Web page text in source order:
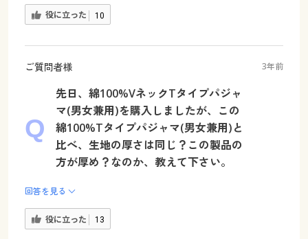
役に立った 10
ご質問者様 3年前
先日、綿100%VネックTタイプパジャ
マ(男女兼用)を購入しましたが、この
綿100%Tタイプパジャマ(男女兼用)と
比べ、生地の厚さは同じ？この製品の
方が厚め？なのか、教えて下さい。
回答を見る
役に立った 13